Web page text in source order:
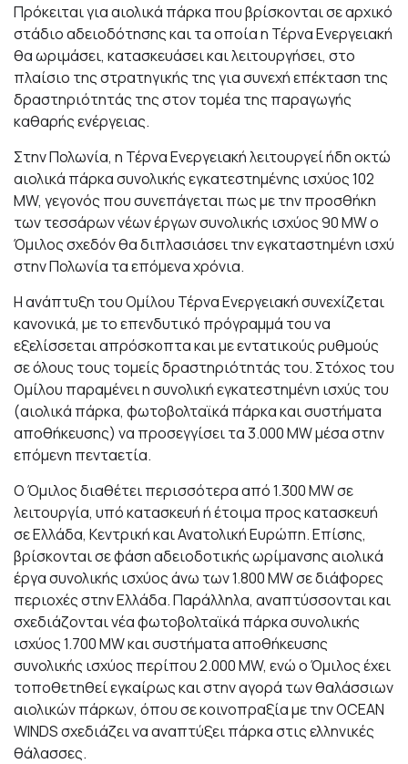
Πρόκειται για αιολικά πάρκα που βρίσκονται σε αρχικό
στάδιο αδειοδότησης και τα οποία η Τέρνα Ενεργειακή
θα ωριμάσει, κατασκευάσει και λειτουργήσει, στο
πλαίσιο της στρατηγικής της για συνεχή επέκταση της
δραστηριότητάς της στον τομέα της παραγωγής
καθαρής ενέργειας.
Στην Πολωνία, η Τέρνα Ενεργειακή λειτουργεί ήδη οκτώ
αιολικά πάρκα συνολικής εγκατεστημένης ισχύος 102
MW, γεγονός που συνεπάγεται πως με την προσθήκη
των τεσσάρων νέων έργων συνολικής ισχύος 90 MW ο
Όμιλος σχεδόν θα διπλασιάσει την εγκαταστημένη ισχύ
στην Πολωνία τα επόμενα χρόνια.
Η ανάπτυξη του Ομίλου Τέρνα Ενεργειακή συνεχίζεται
κανονικά, με το επενδυτικό πρόγραμμά του να
εξελίσσεται απρόσκοπτα και με εντατικούς ρυθμούς
σε όλους τους τομείς δραστηριότητάς του. Στόχος του
Ομίλου παραμένει η συνολική εγκατεστημένη ισχύς του
(αιολικά πάρκα, φωτοβολταϊκά πάρκα και συστήματα
αποθήκευσης) να προσεγγίσει τα 3.000 MW μέσα στην
επόμενη πενταετία.
Ο Όμιλος διαθέτει περισσότερα από 1.300 MW σε
λειτουργία, υπό κατασκευή ή έτοιμα προς κατασκευή
σε Ελλάδα, Κεντρική και Ανατολική Ευρώπη. Επίσης,
βρίσκονται σε φάση αδειοδοτικής ωρίμανσης αιολικά
έργα συνολικής ισχύος άνω των 1.800 MW σε διάφορες
περιοχές στην Ελλάδα. Παράλληλα, αναπτύσσονται και
σχεδιάζονται νέα φωτοβολταϊκά πάρκα συνολικής
ισχύος 1.700 MW και συστήματα αποθήκευσης
συνολικής ισχύος περίπου 2.000 MW, ενώ ο Όμιλος έχει
τοποθετηθεί εγκαίρως και στην αγορά των θαλάσσιων
αιολικών πάρκων, όπου σε κοινοπραξία με την OCEAN
WINDS σχεδιάζει να αναπτύξει πάρκα στις ελληνικές
θάλασσες.